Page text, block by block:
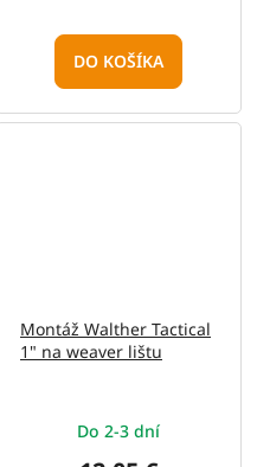
DO KOŠÍKA
Montáž Walther Tactical
1" na weaver lištu
Do 2-3 dní